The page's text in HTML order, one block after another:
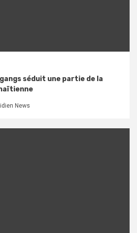
séduit une partie de la
News